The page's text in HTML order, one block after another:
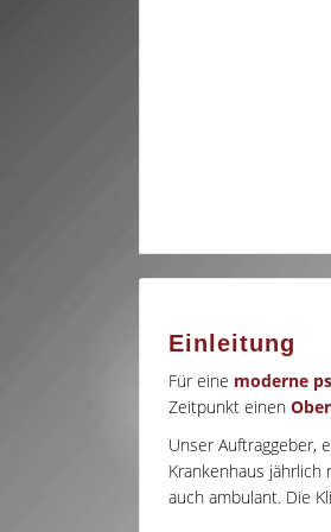
Einleitung
Für eine moderne
Zeitpunkt einen
Unser Auftraggeber,
Krankenhaus
auch ambulant. Die